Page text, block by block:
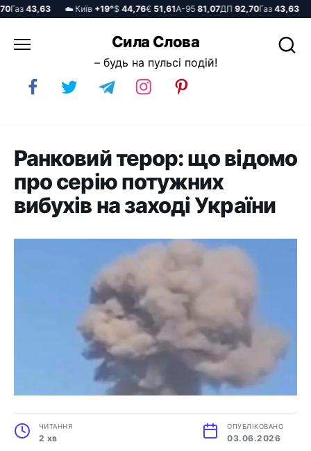
43,63 ☁️ Київ+19°$44,76€51,61А-9581,07ДП92,70Газ43,63
до
Сила Слова
– будь на пульсі подій!
Ранковий терор: що відомо
про серію потужних
вибухів на заході України
ЧИТАННЯ
2 хв
ОПУБЛІКОВАНО
03.06.2026